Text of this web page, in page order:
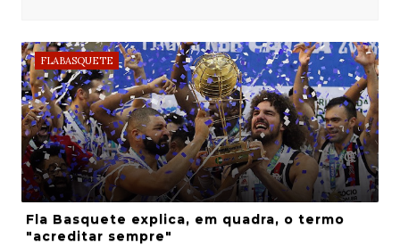
FLABASQUETE
Fla Basquete explica, em quadra, o termo
"acreditar sempre"